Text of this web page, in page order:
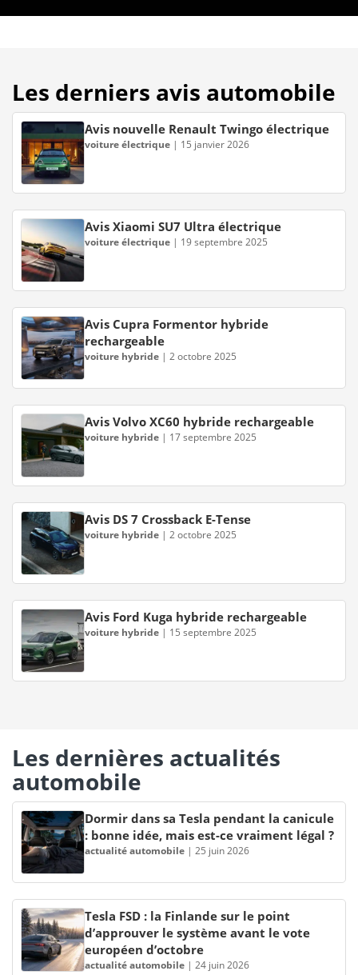
Les derniers avis automobile
Avis nouvelle Renault Twingo électrique
voiture électrique | 15 janvier 2026
Avis Xiaomi SU7 Ultra électrique
voiture électrique | 19 septembre 2025
Avis Cupra Formentor hybride
rechargeable
voiture hybride | 2 octobre 2025
Avis Volvo XC60 hybride rechargeable
voiture hybride | 17 septembre 2025
Avis DS 7 Crossback E-Tense
voiture hybride | 2 octobre 2025
Avis Ford Kuga hybride rechargeable
voiture hybride | 15 septembre 2025
Les dernières actualités
automobile
Dormir dans sa Tesla pendant la canicule
: bonne idée, mais est-ce vraiment légal ?
actualité automobile | 25 juin 2026
Tesla FSD : la Finlande sur le point
d’approuver le système avant le vote
européen d’octobre
actualité automobile | 24 juin 2026